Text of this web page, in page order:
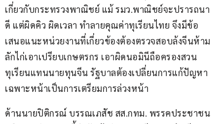
เกี่ยวกับกระทรวงพาณิชย์ แม้ รมว.พาณิชย์จะปรารถนา
ดี แต่ผิดคิว ผิดเวลา ทำลายคุณค่าทุเรียนไทย จึงมีข้อ
เสนอแนะหน่วยงานที่เกี่ยวข้องต้องตรวจสอบล้งจีนห้าม
ลักไก่เอาเปรียบเกษตรกร เอาผิดนอมินีถือครองสวน
ทุเรียนแทนนายทุนจีน รัฐบาลต้องเปลี่ยนการแก้ปัญหา
เฉพาะหน้าเป็นการเตรียมการล่วงหน้า
ด้านนายปิติกรณ์ บรรณเภสัช สส.กทม. พรรคประชาชน